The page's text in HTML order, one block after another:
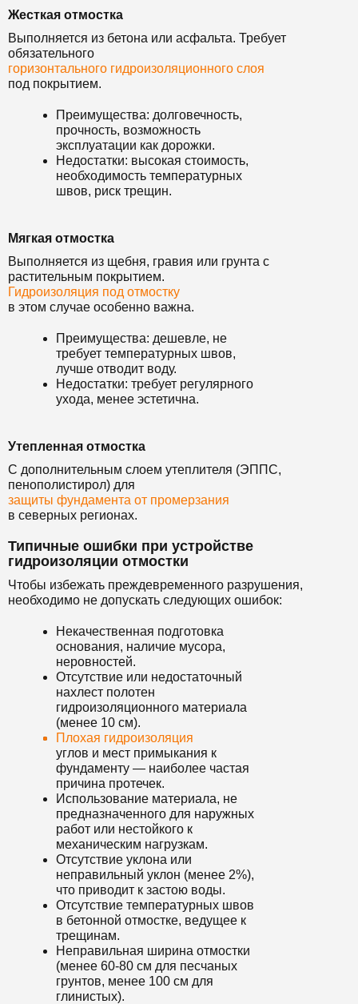
Жесткая отмостка
Выполняется из бетона или асфальта. Требует
обязательного
горизонтального гидроизоляционного слоя
под покрытием.
Преимущества: долговечность,
прочность, возможность
эксплуатации как дорожки.
Недостатки: высокая стоимость,
необходимость температурных
швов, риск трещин.
Мягкая отмостка
Выполняется из щебня, гравия или грунта с
растительным покрытием.
Гидроизоляция под отмостку
в этом случае особенно важна.
Преимущества: дешевле, не
требует температурных швов,
лучше отводит воду.
Недостатки: требует регулярного
ухода, менее эстетична.
Утепленная отмостка
С дополнительным слоем утеплителя (ЭППС,
пенополистирол) для
защиты фундамента от промерзания
в северных регионах.
Типичные ошибки при устройстве
гидроизоляции отмостки
Чтобы избежать преждевременного разрушения,
необходимо не допускать следующих ошибок:
Некачественная подготовка
основания, наличие мусора,
неровностей.
Отсутствие или недостаточный
нахлест полотен
гидроизоляционного материала
(менее 10 см).
Плохая гидроизоляция
углов и мест примыкания к
фундаменту — наиболее частая
причина протечек.
Использование материала, не
предназначенного для наружных
работ или нестойкого к
механическим нагрузкам.
Отсутствие уклона или
неправильный уклон (менее 2%),
что приводит к застою воды.
Отсутствие температурных швов
в бетонной отмостке, ведущее к
трещинам.
Неправильная ширина отмостки
(менее 60-80 см для песчаных
грунтов, менее 100 см для
глинистых).